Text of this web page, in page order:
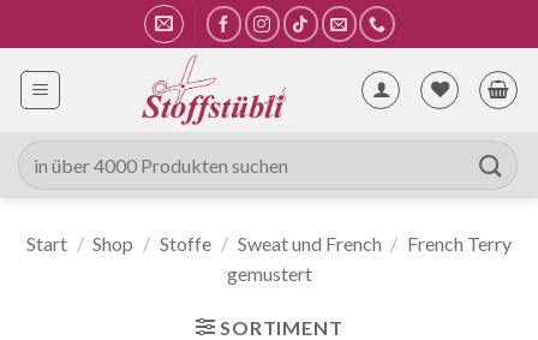
Inhalt
springen
Suche
nach:
Start / Shop / Stoffe / Sweat und French / French Terry
gemustert
SORTIMENT